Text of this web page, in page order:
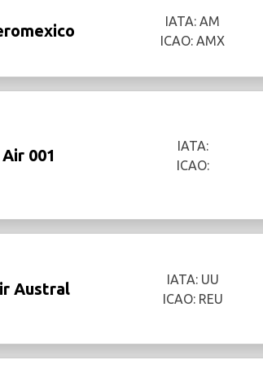
IATA: AM
ICAO: AMX
Air 001
IATA:
ICAO:
Austral
IATA: UU
ICAO: REU